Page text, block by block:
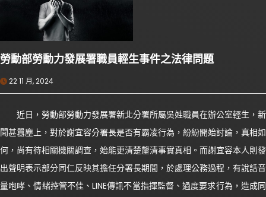
勞動部勞動力發展署職員輕生事件之法律問題
22 11 月, 2024
近日，勞動部勞動力發展署新北分署所屬吳姓職員在辦公室輕生，新
聞甚囂塵上，對於謝宜容分署長是否有霸凌行為，紛紛開始討論，真相如
何，尚有待相關機關調查，始能更清楚釐清事實真相。而謝宜容本人則發
出聲明表示部分同仁反映其擔任分署長期間，於處理公務過程，有說話音
量咆哮、情緒控管不佳、LINE傳訊不當指揮監督、過度要求行為，造成同